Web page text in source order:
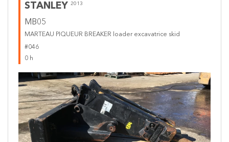
STANLEY 2013
MB05
MARTEAU PIQUEUR BREAKER loader excavatrice skid
#046
0 h